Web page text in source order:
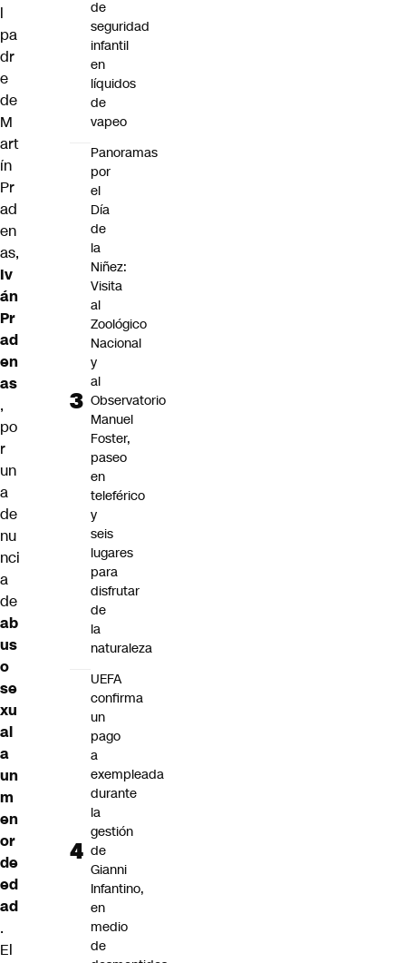
l
pa
dr
e
de
M
art
ín
Pr
ad
en
as,
Iv
án
Pr
ad
en
as
,
po
r
un
a
de
nu
nci
a
de
ab
us
o
se
xu
al
a
un
m
en
or
de
ed
ad
.
El
de
seguridad
infantil
en
líquidos
de
vapeo
Panoramas
por
el
Día
de
la
Niñez:
Visita
al
Zoológico
Nacional
y
al
Observatorio
Manuel
Foster,
paseo
en
teleférico
y
seis
lugares
para
disfrutar
de
la
naturaleza
UEFA
confirma
un
pago
a
exempleada
durante
la
gestión
de
Gianni
Infantino,
en
medio
de